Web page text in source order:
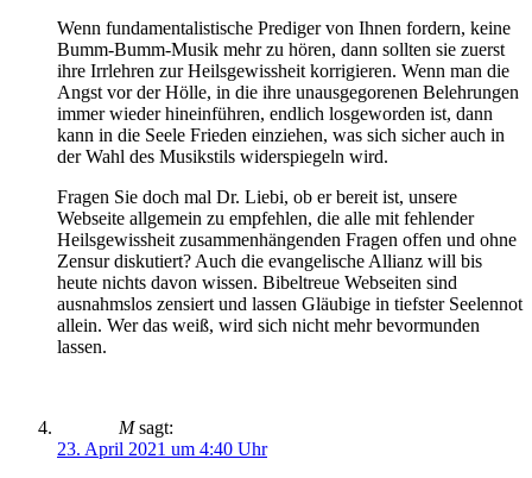
Wenn fundamentalistische Prediger von Ihnen fordern, keine
Bumm-Bumm-Musik mehr zu hören, dann sollten sie zuerst
ihre Irrlehren zur Heilsgewissheit korrigieren. Wenn man die
Angst vor der Hölle, in die ihre unausgegorenen Belehrungen
immer wieder hineinführen, endlich losgeworden ist, dann
kann in die Seele Frieden einziehen, was sich sicher auch in
der Wahl des Musikstils widerspiegeln wird.
Fragen Sie doch mal Dr. Liebi, ob er bereit ist, unsere
Webseite allgemein zu empfehlen, die alle mit fehlender
Heilsgewissheit zusammenhängenden Fragen offen und ohne
Zensur diskutiert? Auch die evangelische Allianz will bis
heute nichts davon wissen. Bibeltreue Webseiten sind
ausnahmslos zensiert und lassen Gläubige in tiefster Seelennot
allein. Wer das weiß, wird sich nicht mehr bevormunden
lassen.
M sagt:
23. April 2021 um 4:40 Uhr